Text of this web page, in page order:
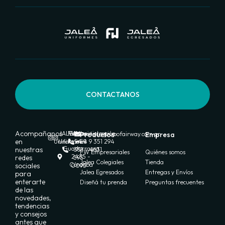
CONTACTANOS
Acompañanos
en
nuestras
redes
sociales
para
enterarte
de las
novedades,
tendencias
y consejos
antes que
JALEA
Uniformes
FW
Uniformes
Guadarrama
2435 -
Córdoba
Ventas:
+54 9
351
595
0095
Administración:
+54 9 351 294
4631
ventas@grupofairway.com.ar
Productos
FW Empresariales
Jalea Colegiales
Jalea Egresados
Diseñá tu prenda
Empresa
Quiénes somos
Tienda
Entregas y Envíos
Preguntas frecuentes